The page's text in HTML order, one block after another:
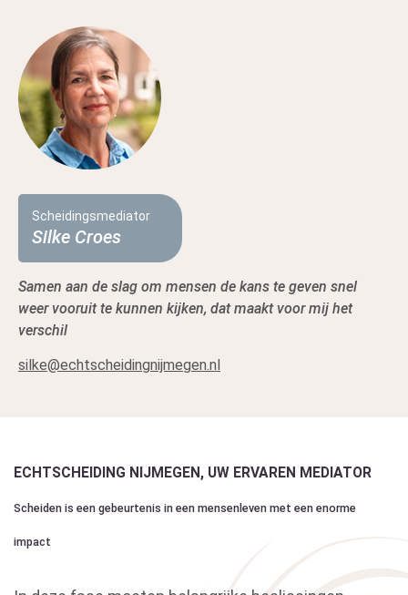
Scheidingsmediator
Silke Croes
Samen aan de slag om mensen de kans te geven snel
weer vooruit te kunnen kijken, dat maakt voor mij het
verschil
silke@echtscheidingnijmegen.nl
ECHTSCHEIDING NIJMEGEN, UW ERVAREN MEDIATOR
Scheiden is een gebeurtenis in een mensenleven met een enorme
impact